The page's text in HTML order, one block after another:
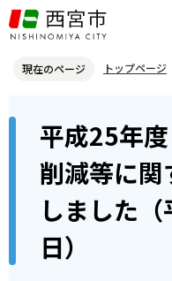
こ
の
ジ
現在のページ トップページ
レジ袋削減に関する調印・協定
成25年3月22日）
平成25年
削減等に
しました
日）